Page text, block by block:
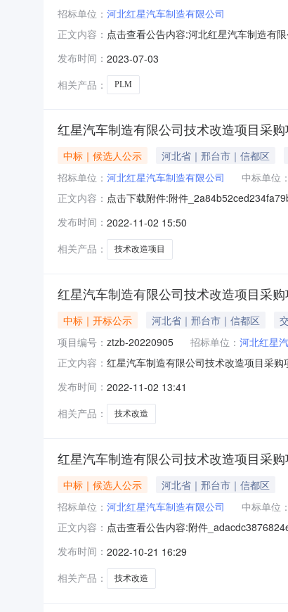
招标单位： 河北红星汽车制造有限公司
正文内容： 点击查看公告内容:河北红星汽车制造有
发布时间： 2023-07-03
相关产品：
PLM
红星汽车制造有限公司技术改造项目采
中标｜候选人公示 河北省｜邢台市｜信都区
招标单位： 河北红星汽车制造有限公司 中标单位：
正文内容： 点击下载附件:附件
式，对红星汽车制造有限公司技术改造
人：长春孔辉汽车科技股份有限公司，中
发布时间： 2022-11-02 15:50
相关产品：
技术改造项目
红星汽车制造有限公司技术改造项目采
中标｜开标公示 河北省｜邢台市｜信都区
项目编号： ztzb-20220905 招标单位： 河北红星
正文内容： 红星汽车制造有限公司技术改造项目采
招标代理有限公司以公开招标方式，对
发布时间： 2022-11-02 13:41
相关产品：
技术改造
红星汽车制造有限公司技术改造项目采
中标｜候选人公示
河北省｜邢台市｜信都区
招标单位： 河北红星汽车制造有限公司 中标单位：
正文内容： 点击查看公告内容:附件
3、中标人：天津科达动力测控技术有限
发布时间： 2022-10-21 16:29
相关产品：
技术改造